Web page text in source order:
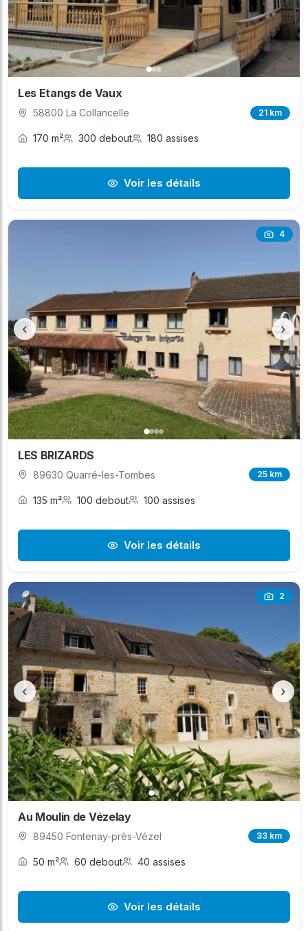
Les Etangs de Vaux
58800 La Collancelle 21 km
170 m² 300 debout 180 assises
Voir les détails
4
‹ ›
LES BRIZARDS
89630 Quarré-les-Tombes 25 km
135 m² 100 debout 100 assises
Voir les détails
2
‹ ›
Au Moulin de Vézelay
89450 Fontenay-près-Vézel 33 km
50 m² 60 debout 40 assises
Voir les détails